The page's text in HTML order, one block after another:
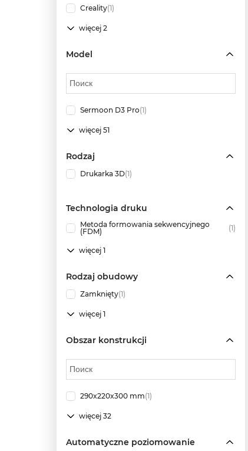
Creality(1)
więcej 2
Model
Sermoon D3 Pro(1)
więcej 51
Rodzaj
Drukarka 3D(1)
Technologia druku
Metoda formowania sekwencyjnego
(FDM)
(1)
więcej 1
Rodzaj obudowy
Zamknięty(1)
więcej 1
Obszar konstrukcji
290x220x300 mm(1)
więcej 32
Automatyczne poziomowanie